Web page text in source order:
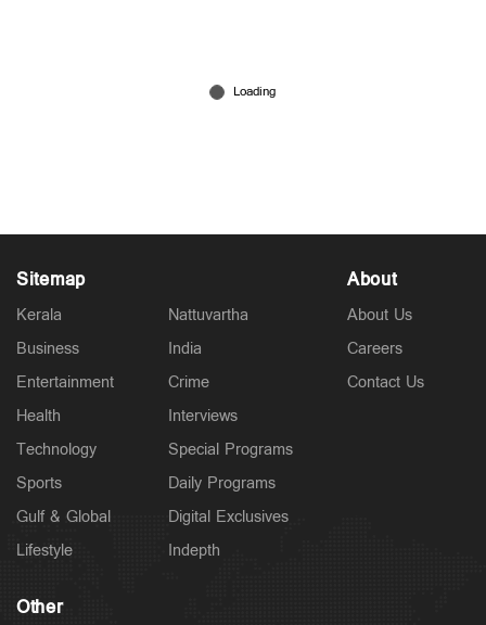
രാജേഷിന്റെ മൃതദേഹത്തോട് അനാദരം:
തെളിവായി ദൃശ്യങ്ങൾ പുറത്ത്
Sitemap
Kerala
Business
Entertainment
Health
Technology
Sports
Gulf & Global
Lifestyle
Nattuvartha
India
Crime
Interviews
Special Programs
Daily Programs
Digital Exclusives
Indepth
About
About Us
Careers
Contact Us
Other